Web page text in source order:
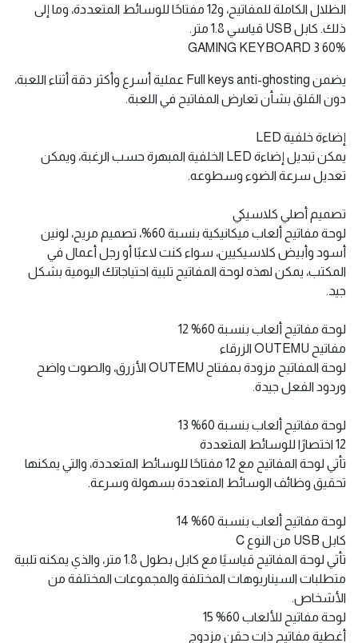
سطح المكتب لديك، سواء كنت لاعبًا أو رجل أعمال في المكتب،
يمكن لهذه لوحة المفاتيح تلبية احتياجاتك اليومية بشكل جيد، يمكن
تبديل ضوء الخلفية LED حسب الرغبة، ولديها وظائف مخصصة
الظلال الكاملة للمفاتيح، و12 مفتاحًا للوسائط المتعددة، وما إلى
ذلك. كابل USB قياسي 1.8 متر.
يضمن Full keys anti-ghosting عملية أسرع وأكثر دقة أثناء اللعبة،
دون القلق بشأن تعارض المفاتيح في اللعبة.
إضاءة خلفية LED
يمكن تبديل إضاءة LED الخلفية المبهرة حسب الرغبة، ويمكن
تعديل سرعة الضوء وسطوعه.
تصميم أصلي كلاسيكي
أسود وأبيض كلاسيكيين، سواء كنت لاعبًا أو رجل أعمال في
المكتب، يمكن لهذه لوحة المفاتيح تلبية احتياجاتك اليومية بشكل
جيد.
مفاتيح OUTEMU الزرقاء
وردود الفعل جيدة.
12 اختصارًا للوسائط المتعددة
تحقيق وظائف الوسائط المتعددة بسهولة وسرعة.
لوحة مفاتيح ألعاب بنسبة 60% 14
كابل USB من النوع C